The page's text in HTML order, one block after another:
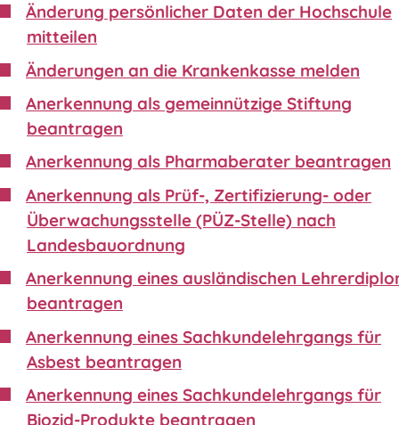
Änderung persönlicher Daten der Hochschule
mitteilen
Änderungen an die Krankenkasse melden
Anerkennung als gemeinnützige Stiftung
beantragen
Anerkennung als Pharmaberater beantragen
Anerkennung als Prüf-, Zertifizierung- oder
Überwachungsstelle (PÜZ-Stelle) nach
Landesbauordnung
Anerkennung eines ausländischen
beantragen
Anerkennung eines Sachkundelehrgangs für
Asbest beantragen
Anerkennung eines Sachkundelehrgangs für
Biozid-Produkte beantragen